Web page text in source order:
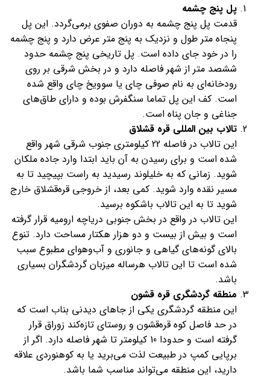
پل پنج چشمه
قدمت پل پنج چشمه به دوران صفوی برمی‌گردد. این پل
پنجاه متر طول و نزدیک به پنج متر عرض دارد و پنج چشمه
را در خود جای داده است. پل تاریخی پنج چشمه حدود
ششصد متر از شهر فاصله دارد و در بخش شرقی بر روی
رودخانه‌ای به نام صوفی چای یا سوویخ چای واقع شده
است. کف این پل تماما سنگفرش بوده و دارای طاق‌های
جناغی و جان پناه است.
تالاب بین المللی قره قشلاق
این تالاب در فاصله 22 کیلومتری جنوب شرقی شهر واقع
شده است و برای رسیدن به آن باید ابتدا وارد جاده ملکان
شوید. زمانی که به خلیلوند رسیدید به راست بپیچید تا به
مسیر نقده وارد شوید. کمی بعد، از خروجی قره‌قشلاق خارج
شوید تا به این تالاب باشکوه برسید.
این تالاب در واقع در بخش جنوبی دریاچه ارومیه قرار گرفته
است و بیش از بیست و دو هزار هکتار مساحت دارد. تنوع
بالای گونه‌های گیاهی و جانوری و آب‌وهوای مطبوع سبب
شده است تا این تالاب هرساله میزبان گردشگران بسیاری
باشد.
منطقه گردشگری قره قشون
این منطقه گردشگری یکی از جاهای دیدنی بناب است که
در حد فاصل کوه قره‌قشون و روستای تازه‌کند زوراق قرار
گرفته است و حدودا 10 کیلومتر تا شهر فاصله دارد. اگر از
برپایی کمپ در طبیعت لذت می‌برید یا به کوهنوردی علاقه
دارید، این منطقه می‌تواند مناسب شما باشد.